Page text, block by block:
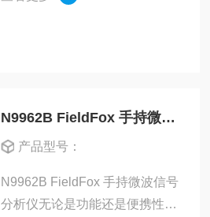
境中，轻松完成从日常维护到深
N9962B FieldFox 手持微波信号分析仪
产品型号：
N9962B FieldFox 手持微波信号
分析仪无论是功能还是便携性都